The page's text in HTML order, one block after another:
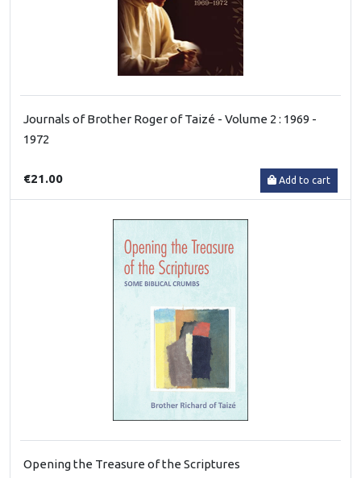
Journals of Brother Roger of Taizé - Volume 2 : 1969 -
1972
€21.00 Add to cart
Opening the Treasure of the Scriptures